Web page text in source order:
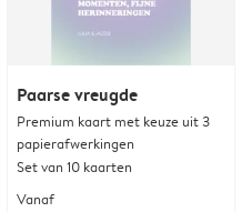
Paarse vreugde
Premium kaart met keuze uit 3
papierafwerkingen
Set van 10 kaarten
Vanaf